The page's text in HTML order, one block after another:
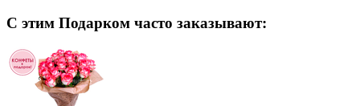
C этим Подарком часто заказывают: